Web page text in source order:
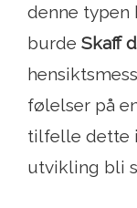
denne typen
burde Skaff
følelser på
tilfelle dette
utvikling bli